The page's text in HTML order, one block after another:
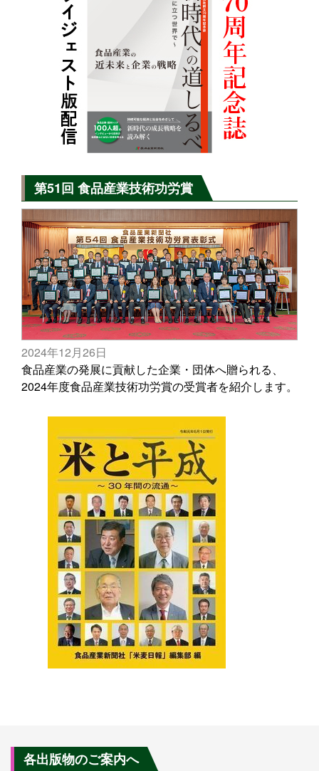
第51回 食品産業技術功労賞
2024年12月26日
食品産業の発展に貢献した企業・団体へ贈られる、
2024年度食品産業技術功労賞の受賞者を紹介します。
各出版物のご案内へ